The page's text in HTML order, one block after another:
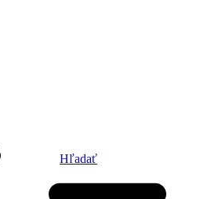
Hľadať